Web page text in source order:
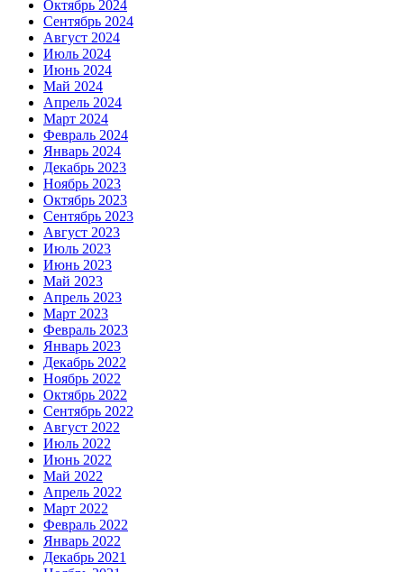
Октябрь 2024
Сентябрь 2024
Август 2024
Июль 2024
Июнь 2024
Май 2024
Апрель 2024
Март 2024
Февраль 2024
Январь 2024
Декабрь 2023
Ноябрь 2023
Октябрь 2023
Сентябрь 2023
Август 2023
Июль 2023
Июнь 2023
Май 2023
Апрель 2023
Март 2023
Февраль 2023
Январь 2023
Декабрь 2022
Ноябрь 2022
Октябрь 2022
Сентябрь 2022
Август 2022
Июль 2022
Июнь 2022
Май 2022
Апрель 2022
Март 2022
Февраль 2022
Январь 2022
Декабрь 2021